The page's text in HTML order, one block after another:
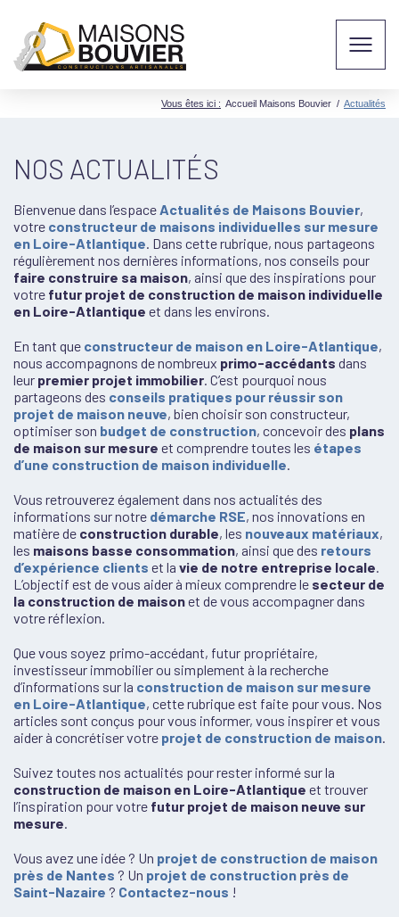
Vous êtes ici : Accueil Maisons Bouvier / Actualités
NOS ACTUALITÉS
Bienvenue dans l’espace Actualités de Maisons Bouvier,
votre constructeur de maisons individuelles sur mesure
en Loire-Atlantique. Dans cette rubrique, nous partageons
régulièrement nos dernières informations, nos conseils pour
faire construire sa maison, ainsi que des inspirations pour
votre futur projet de construction de maison individuelle
en Loire-Atlantique et dans les environs.
En tant que constructeur de maison en Loire-Atlantique,
nous accompagnons de nombreux primo-accédants dans
leur premier projet immobilier. C’est pourquoi nous
partageons des conseils pratiques pour réussir son
projet de maison neuve, bien choisir son constructeur,
optimiser son budget de construction, concevoir des plans
de maison sur mesure et comprendre toutes les étapes
d’une construction de maison individuelle.
Vous retrouverez également dans nos actualités des
informations sur notre démarche RSE, nos innovations en
matière de construction durable, les nouveaux matériaux,
les maisons basse consommation, ainsi que des retours
d’expérience clients et la vie de notre entreprise locale.
L’objectif est de vous aider à mieux comprendre le secteur de
la construction de maisonet de vous accompagner dans
votre réflexion.
Que vous soyez primo-accédant, futur propriétaire,
investisseur immobilier ou simplement à la recherche
d’informations sur la construction de maison sur mesure
en Loire-Atlantique, cette rubrique est faite pour vous. Nos
articles sont conçus pour vous informer, vous inspirer et vous
aider à concrétiser votre projet de construction de maison.
Suivez toutes nos actualités pour rester informé sur la
construction de maison en Loire-Atlantique et trouver
l’inspiration pour votre futur projet de maison neuve sur
mesure.
Vous avez une idée ? Un projet de construction de maison
près de Nantes ? Un projet de construction près de
Saint-Nazaire ? Contactez-nous !